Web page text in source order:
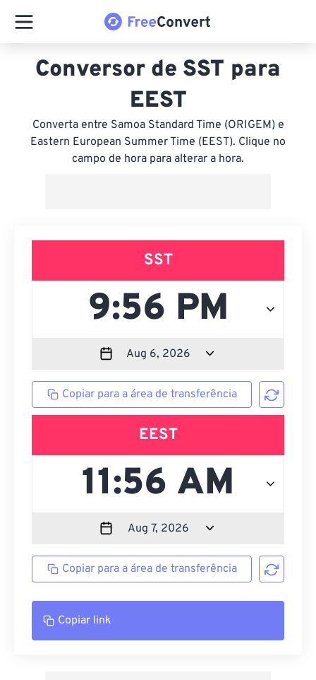
Conversor de SST para
EEST
Converta entre Samoa Standard Time (ORIGEM) e
Eastern European Summer Time (EEST). Clique no
campo de hora para alterar a hora.
SST
Copiar para a área de transferência
EEST
Copiar para a área de transferência
Copiar link